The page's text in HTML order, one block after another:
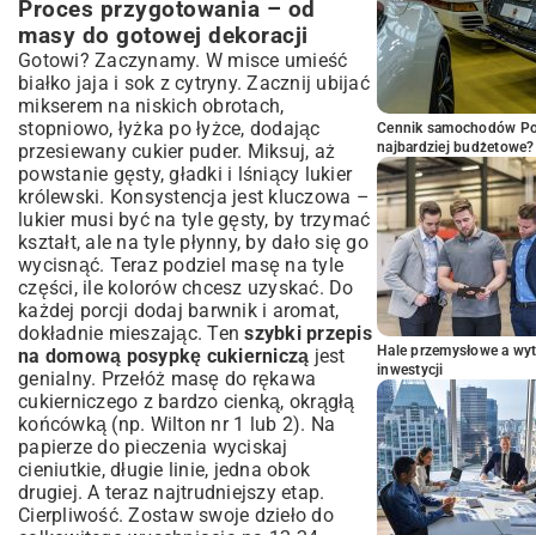
Proces przygotowania – od
masy do gotowej dekoracji
Gotowi? Zaczynamy. W misce umieść
białko jaja i sok z cytryny. Zacznij ubijać
mikserem na niskich obrotach,
stopniowo, łyżka po łyżce, dodając
przesiewany cukier puder. Miksuj, aż
powstanie gęsty, gładki i lśniący lukier
królewski. Konsystencja jest kluczowa –
lukier musi być na tyle gęsty, by trzymać
kształt, ale na tyle płynny, by dało się go
wycisnąć. Teraz podziel masę na tyle
części, ile kolorów chcesz uzyskać. Do
każdej porcji dodaj barwnik i aromat,
dokładnie mieszając. Tenszybki przepis
na domową posypkę cukierniczą jest
genialny. Przełóż masę do rękawa
cukierniczego z bardzo cienką, okrągłą
końcówką (np. Wilton nr 1 lub 2). Na
papierze do pieczenia wyciskaj
cieniutkie, długie linie, jedna obok
drugiej. A teraz najtrudniejszy etap.
Cierpliwość. Zostaw swoje dzieło do
Cennik samochodów
najbardziej budżetowe?
Hale przemysłowe a
inwestycji